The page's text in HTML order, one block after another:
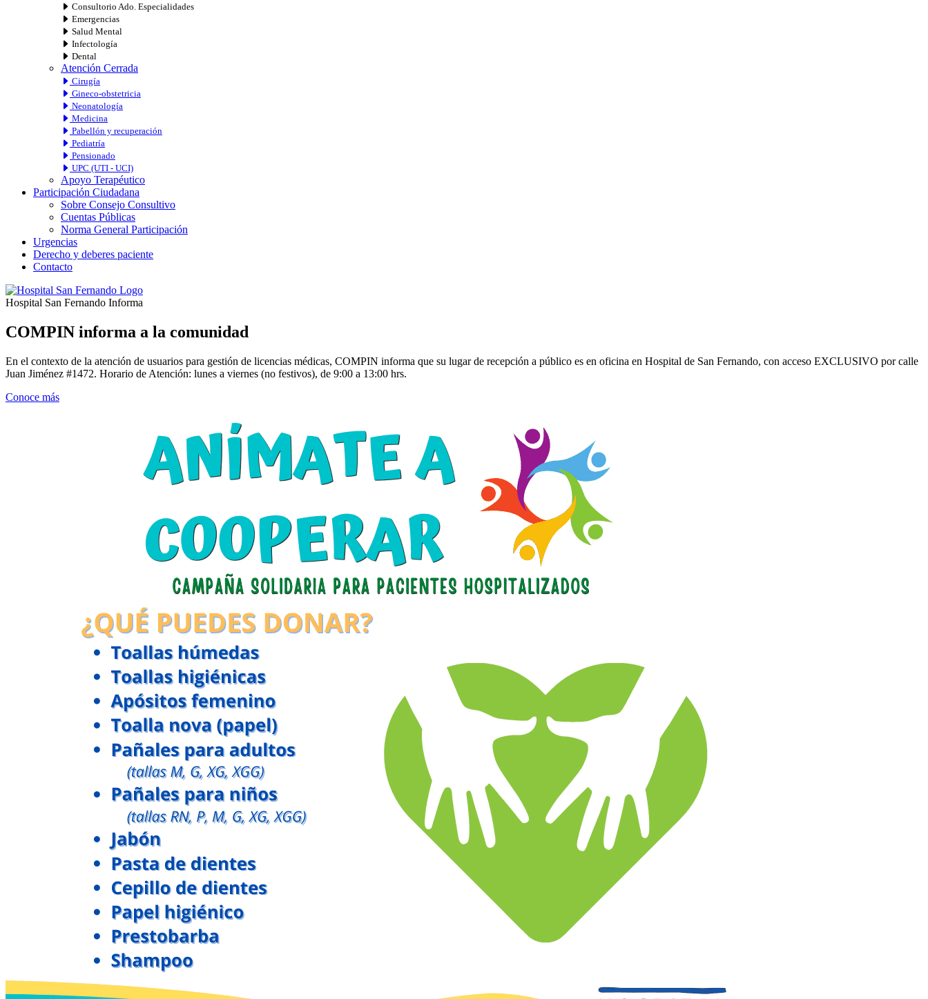
Consultorio Ado. Especialidades
Emergencias
Salud Mental
Infectología
Dental
Atención Cerrada
Cirugía
Gineco-obstetricia
Neonatología
Medicina
Pabellón y recuperación
Pediatría
Pensionado
UPC (UTI - UCI)
Apoyo Terapéutico
Participación Ciudadana
Sobre Consejo Consultivo
Cuentas Públicas
Norma General Participación
Urgencias
Derecho y deberes paciente
Contacto
Hospital San Fernando Informa
COMPIN informa a la comunidad
En el contexto de la atención de usuarios para gestión de licencias médicas, COMPIN informa que su lugar de recepción a público es en oficina en Hospital de San Fernando, con acceso EXCLUSIVO por calle
Juan Jiménez #1472. Horario de Atención: lunes a viernes (no festivos), de 9:00 a 13:00 hrs.
Conoce más